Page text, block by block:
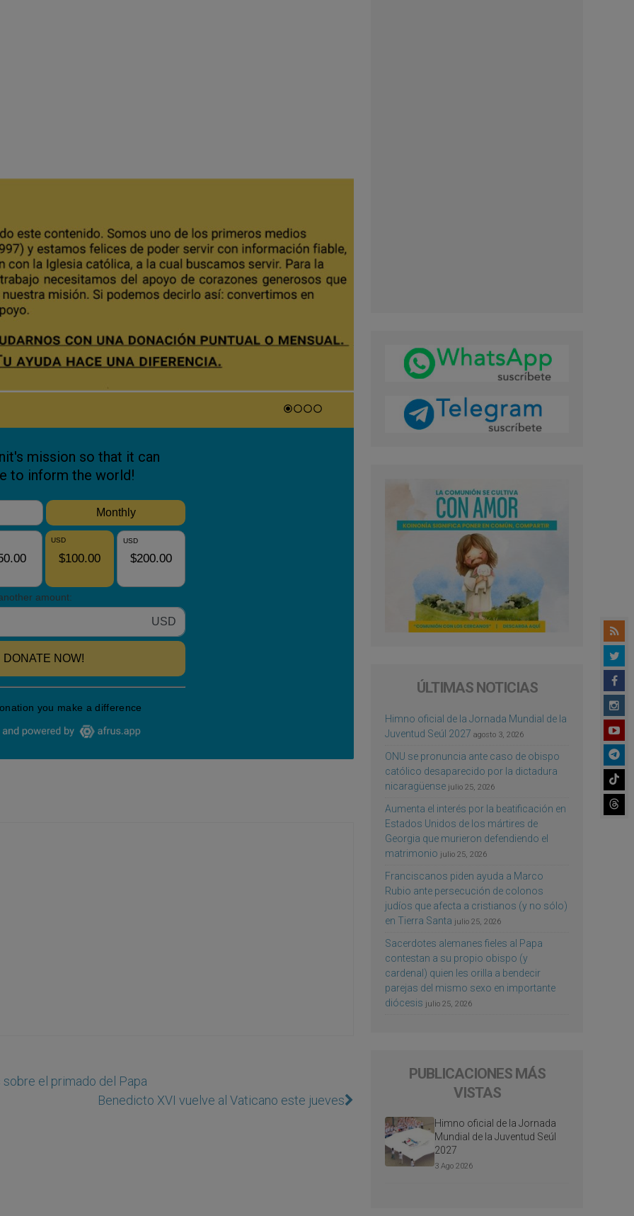
el primado del Papa
Benedicto XVI vuelve al Vaticano este jueves
ÚLTIMAS NOTICIAS
Himno oficial de la Jornada Mundial de la
Juventud Seúl 2027 agosto 3, 2026
ONU se pronuncia ante caso de obispo
católico desaparecido por la dictadura
nicaragüense julio 25, 2026
Aumenta el interés por la beatificación en
Estados Unidos de los mártires de
Georgia que murieron defendiendo el
matrimonio julio 25, 2026
Franciscanos piden ayuda a Marco
Rubio ante persecución de colonos
judíos que afecta a cristianos (y no sólo)
en Tierra Santa julio 25, 2026
Sacerdotes alemanes fieles al Papa
contestan a su propio obispo (y
cardenal) quien les orilla a bendecir
parejas del mismo sexo en importante
diócesis julio 25, 2026
PUBLICACIONES MÁS
VISTAS
Himno oficial de la Jornada
Mundial de la Juventud Seúl
2027
3 Ago 2026